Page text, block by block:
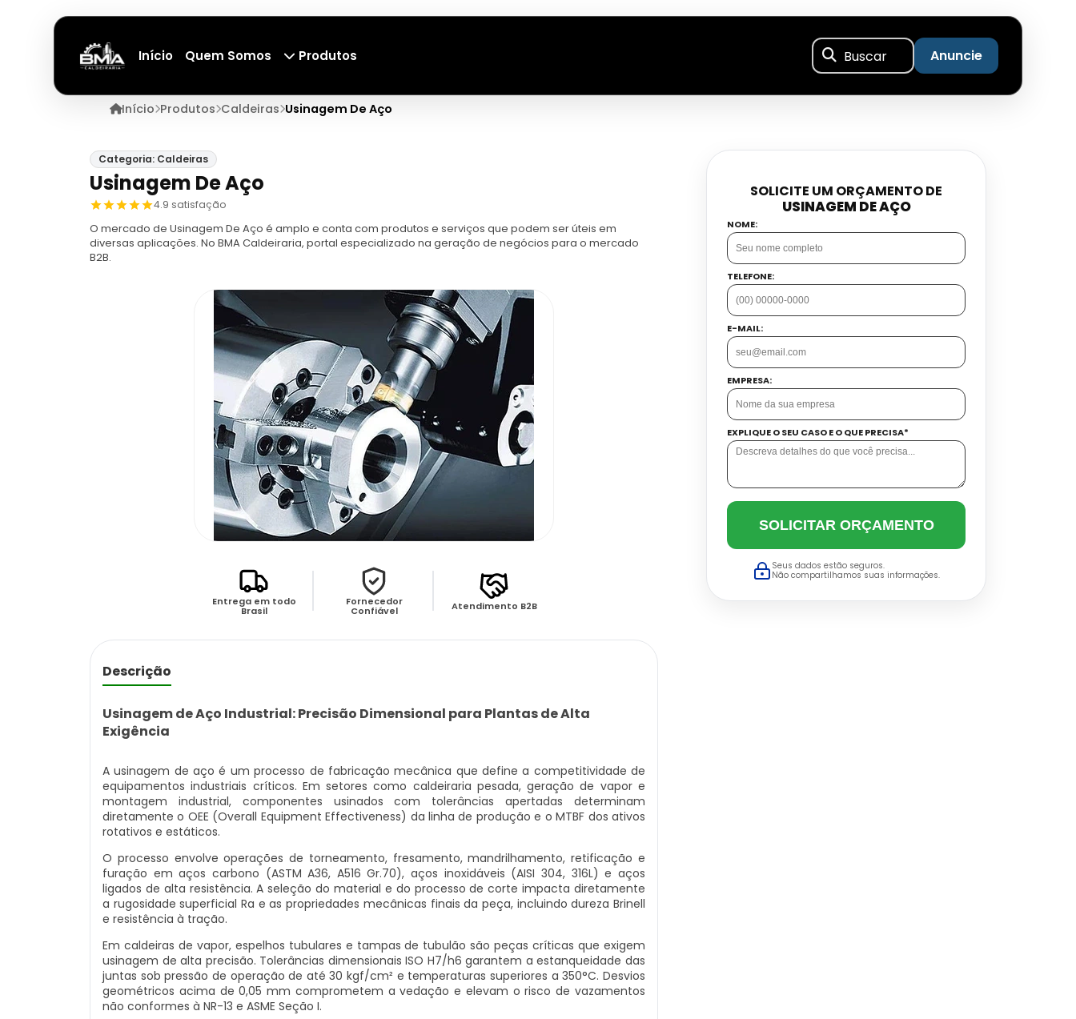
Início Quem Somos Produtos Buscar Anuncie
Início Produtos Caldeiras Usinagem De Aço
Categoria: Caldeiras
Usinagem De Aço
4.9 satisfação
O mercado de Usinagem De Aço é amplo e conta com produtos e serviços que podem ser úteis em
diversas aplicações. No BMA Caldeiraria, portal especializado na geração de negócios para o mercado
B2B.
Entrega em todo
Brasil
Fornecedor
Confiável Atendimento B2B
Descrição
Usinagem de Aço Industrial: Precisão Dimensional para Plantas de Alta
Exigência
A usinagem de aço é um processo de fabricação mecânica que define a competitividade de
equipamentos industriais críticos. Em setores como caldeiraria pesada, geração de vapor e
montagem industrial, componentes usinados com tolerâncias apertadas determinam
diretamente o OEE (Overall Equipment Effectiveness) da linha de produção e o MTBF dos ativos
rotativos e estáticos.
O processo envolve operações de torneamento, fresamento, mandrilhamento, retificação e
furação em aços carbono (ASTM A36, A516 Gr.70), aços inoxidáveis (AISI 304, 316L) e aços
ligados de alta resistência. A seleção do material e do processo de corte impacta diretamente
a rugosidade superficial Ra e as propriedades mecânicas finais da peça, incluindo dureza Brinell
e resistência à tração.
Em caldeiras de vapor, espelhos tubulares e tampas de tubulão são peças críticas que exigem
usinagem de alta precisão. Tolerâncias dimensionais ISO H7/h6 garantem a estanqueidade das
juntas sob pressão de operação de até 30 kgf/cm² e temperaturas superiores a 350°C. Desvios
geométricos acima de 0,05 mm comprometem a vedação e elevam o risco de vazamentos
não conformes à NR-13 e ASME Seção I.
SOLICITE UM ORÇAMENTO DE
USINAGEM DE AÇO
NOME:
TELEFONE:
E-MAIL:
EMPRESA:
EXPLIQUE O SEU CASO E O QUE PRECISA*
SOLICITAR ORÇAMENTO
Seus dados estão seguros.
Não compartilhamos suas informações.